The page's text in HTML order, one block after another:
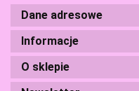
Dane adresowe
Informacje
O sklepie